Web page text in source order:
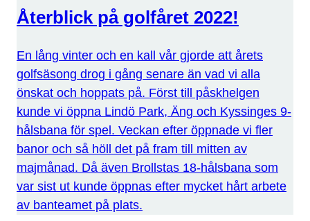
Återblick på golfåret 2022!
En lång vinter och en kall vår gjorde att årets
golfsäsong drog i gång senare än vad vi alla
önskat och hoppats på. Först till påskhelgen
kunde vi öppna Lindö Park, Äng och Kyssinges 9-
hålsbana för spel. Veckan efter öppnade vi fler
banor och så höll det på fram till mitten av
majmånad. Då även Brollstas 18-hålsbana som
var sist ut kunde öppnas efter mycket hårt arbete
av banteamet på plats.